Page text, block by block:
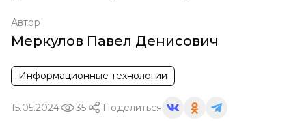
Автор
Меркулов Павел Денисович
Информационные технологии
15.05.2024 35 Поделиться